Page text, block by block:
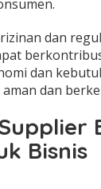
dan
dan
dan
Bisnis